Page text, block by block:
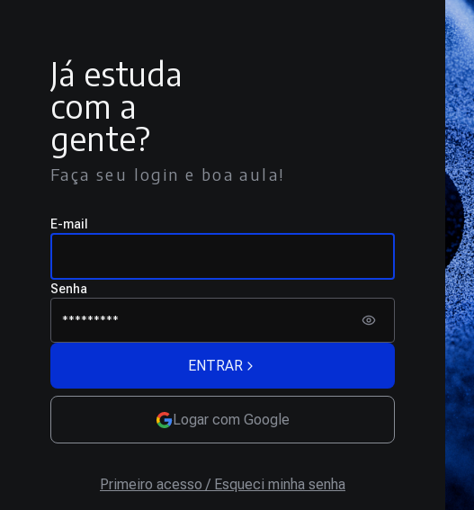
Já estuda
com a
gente?
Faça seu login e boa aula!
E-mail
Senha
ENTRAR
Logar com Google
Primeiro acesso / Esqueci minha senha